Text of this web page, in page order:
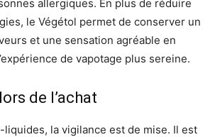
allergiques. En plus de réduire
le Végétol permet de conserver un
et une sensation agréable en
de vapotage plus sereine.
de l’achat
liquides, la vigilance est de mise. Il est